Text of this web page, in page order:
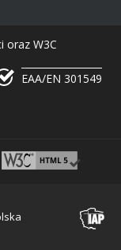
oraz W3C
EAA/EN 301549